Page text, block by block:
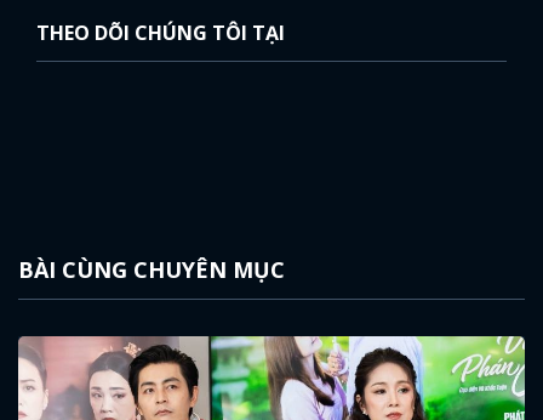
THEO DÕI CHÚNG TÔI TẠI
BÀI CÙNG CHUYÊN MỤC